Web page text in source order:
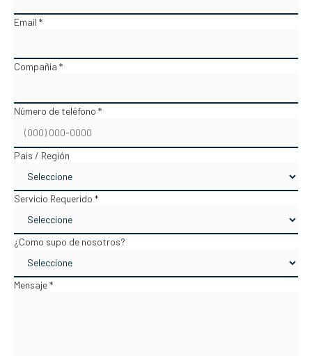
Email *
Compañia *
Número de teléfono *
Pais / Región
Servicio Requerido *
¿Como supo de nosotros?
Mensaje *